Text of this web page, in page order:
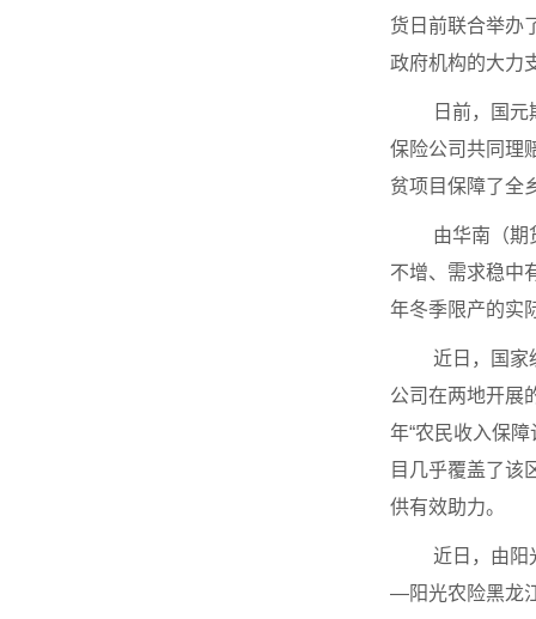
货日前联合举办
政府机构的大力
日前，国
保险公司共同理
贫项目保障了全
由华南（期
不增、需求稳中
年冬季限产的实
近日，国家
公司在两地开展
年“农民收入保
目几乎覆盖了该
供有效助力。
近日，由阳
—阳光农险黑龙